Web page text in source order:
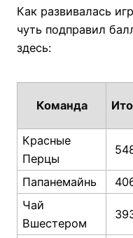
Как развивалась
чуть подправил
здесь:
Команда
Красные
Перцы
Папанемайнь
Чай
Вшестером